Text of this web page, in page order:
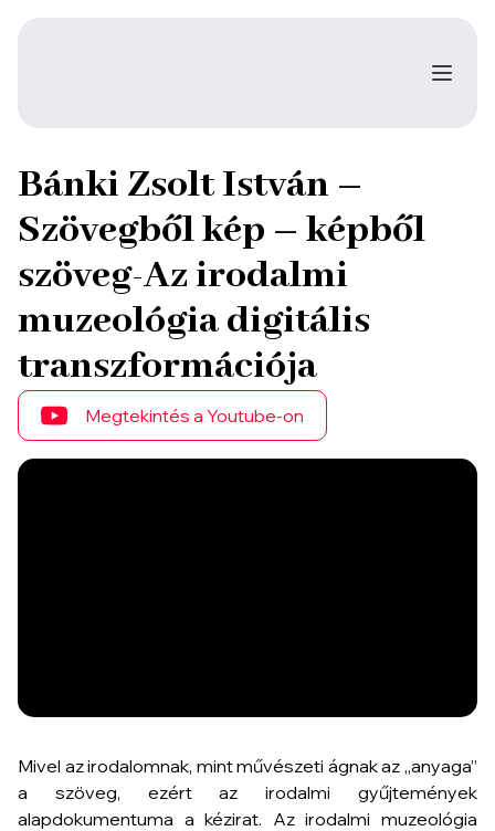
Bánki Zsolt István –
Szövegből kép – képből
szöveg-Az irodalmi
muzeológia digitális
transzformációja
Megtekintés a Youtube-on
Mivel az irodalomnak, mint művészeti ágnak az „anyaga”
a szöveg, ezért az irodalmi gyűjtemények
alapdokumentuma a kézirat. Az irodalmi muzeológia